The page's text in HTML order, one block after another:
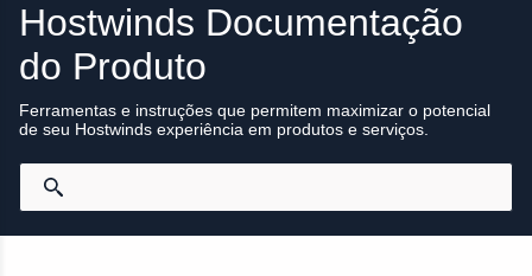
Hostwinds Documentação
do Produto
Ferramentas e instruções que permitem maximizar o potencial
de seu Hostwinds experiência em produtos e serviços.